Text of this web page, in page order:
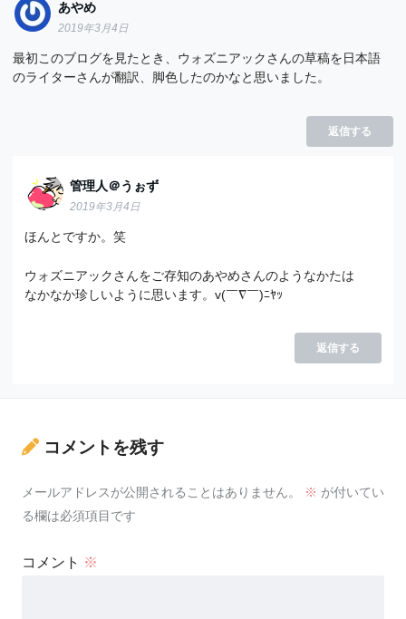
あやめ
2019年3月4日
最初このブログを見たとき、ウォズニアックさんの草稿を日本語
のライターさんが翻訳、脚色したのかなと思いました。
返信する
管理人＠うぉず
2019年3月4日
ほんとですか。笑
ウォズニアックさんをご存知のあやめさんのようなかたは
なかなか珍しいように思います。v(￣∇￣)ﾆﾔｯ
返信する
コメントを残す
メールアドレスが公開されることはありません。 ※ が付いてい
る欄は必須項目です
コメント ※